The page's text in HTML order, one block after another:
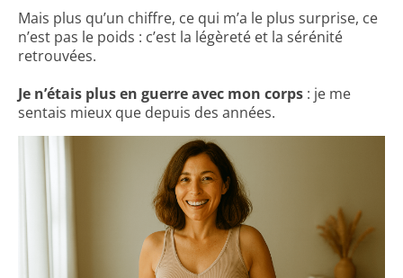
Mais plus qu’un chiffre, ce qui m’a le plus surprise, ce
n’est pas le poids : c’est la légèreté et la sérénité
retrouvées.
Je n’étais plus en guerre avec mon corps : je me
sentais mieux que depuis des années.